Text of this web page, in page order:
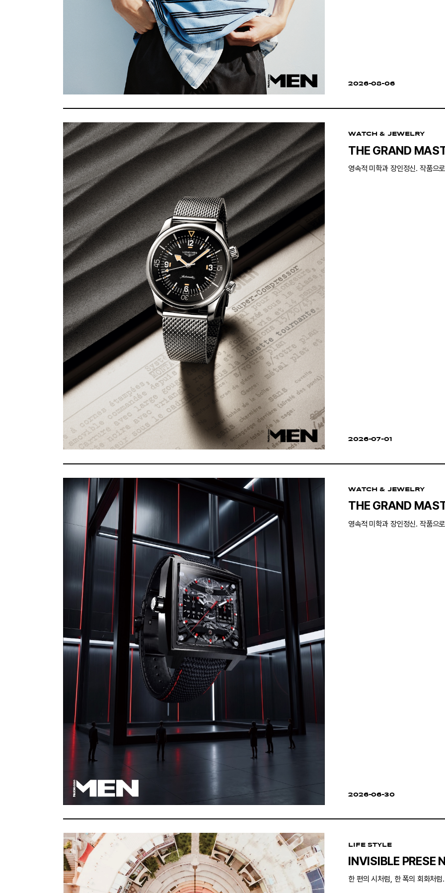
2026-08-06
WATCH & JEWELRY
THE GRAND
영속적 미학과 장인정신. 작품으
2026-07-01
WATCH & JEWELRY
THE GRAND
영속적 미학과 장인정신. 작품으
2026-06-30
LIFE STYLE
INVISIBLE PRESE
한 편의 시처럼, 한 폭의 회화처